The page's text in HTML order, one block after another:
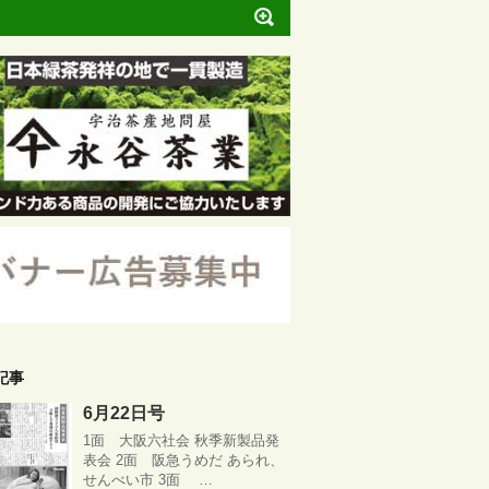
事
6月22日号
1面 大阪六社会 秋季新製品発
表会 2面 阪急うめだ あられ、
せんべい市 3面 …